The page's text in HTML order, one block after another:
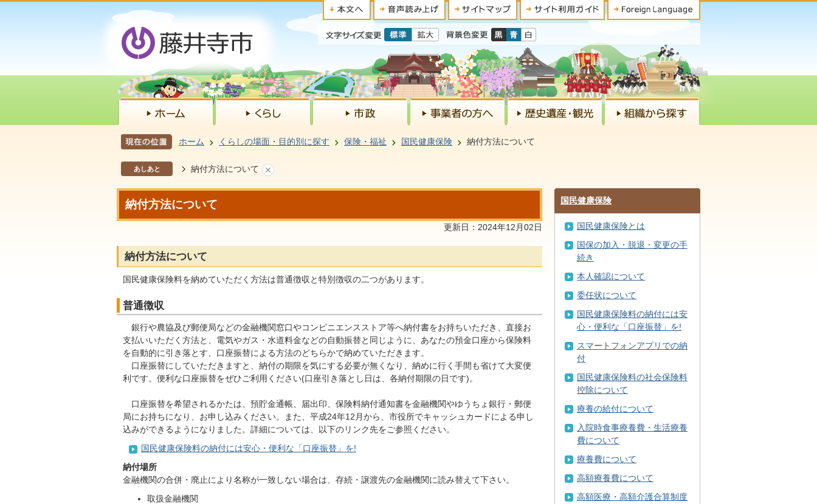
ホーム くらしの場面・目的別に探す 保険・福祉 国民健康保険 納付方法について
あしあと 納付方法について
納付方法について
更新日：2024年12月02日
納付方法について
国民健康保険料を納めていただく方法は普通徴収と特別徴収の二つがあります。
普通徴収
銀行や農協及び郵便局などの金融機関窓口やコンビニエンスストア等へ納付書をお持ちいただき、直接お
支払いいただく方法と、電気やガス・水道料金などの自動振替と同じように、あなたの預金口座から保険料
を自動的に引き落とす、口座振替による方法のどちらかで納めていただきます。
口座振替にしていただきますと、納付の期限を気にする必要が無くなり、納めに行く手間も省けて大変便
利です。便利な口座振替をぜひご利用ください(口座引き落とし日は、各納付期限の日です)。
口座振替を希望されるかたは、預貯金通帳、届出印、保険料納付通知書を金融機関やゆうちょ銀行・郵便
局にお持ちになり、お申し込みください。また、平成24年12月から、市役所でキャッシュカードによる申し
込みができるようになりました。詳細については、以下のリンク先をご参照ください。
国民健康保険料の納付には安心・便利な「口座振替」を!
納付場所
金融機関の合併・廃止により名称が一致しない場合は、存続・譲渡先の金融機関に読み替えて下さい。
取扱金融機関
国民健康保険
国民健康保険とは
国保の加入・脱退・変更の手
続き
本人確認について
委任状について
国民健康保険料の納付には安
心・便利な「口座振替」を!
スマートフォンアプリでの納
付
国民健康保険料の社会保険料
控除について
療養の給付について
入院時食事療養費・生活療養
費について
療養費について
高額療養費について
高額医療・高額介護合算制度